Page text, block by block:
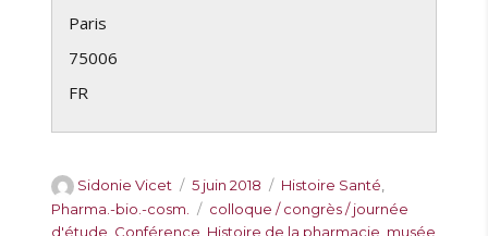
Paris
75006
FR
A
u
t
Sidonie Vicet
P
u
b
5 juin 2018
C
a
t
Histoire Santé
Pharma.-bio.-cosm.
É
t
colloque / congrès / journée
d'étude Conférence Histoire de la pharmacie musée